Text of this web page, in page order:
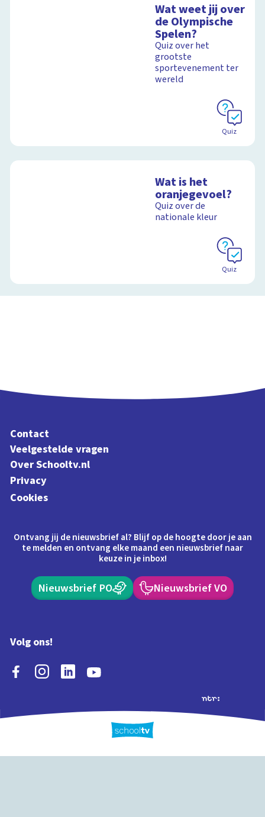
Wat weet jij over
de Olympische
Spelen?
Quiz over het
grootste
sportevenement ter
wereld
Quiz
Wat is het
oranjegevoel?
Quiz over de
nationale kleur
Quiz
Contact
Veelgestelde vragen
Over Schooltv.nl
Privacy
Cookies
Ontvang jij de nieuwsbrief al? Blijf op de hoogte door je aan
te melden en ontvang elke maand een nieuwsbrief naar
keuze in je inbox!
Nieuwsbrief PO Nieuwsbrief VO
Volg ons!